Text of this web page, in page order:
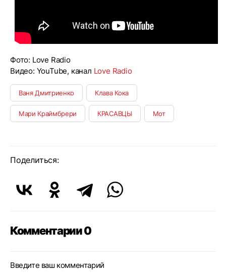
Фото: Love Radio
Видео: YouTube, канал Love Radio
Ваня Дмитриенко Клава Кока
Мари Краймбрери КРАСАВЦЫ Мот
Поделиться:
Комментарии 0
Введите ваш комментарий